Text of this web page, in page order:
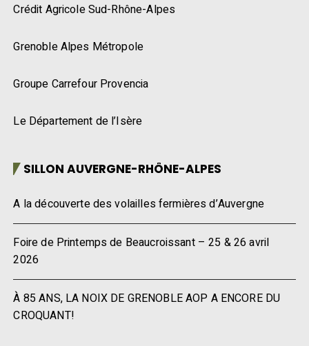
Crédit Agricole Sud-Rhône-Alpes
Grenoble Alpes Métropole
Groupe Carrefour Provencia
Le Département de l’Isère
SILLON AUVERGNE-RHÔNE-ALPES
A la découverte des volailles fermières d’Auvergne
Foire de Printemps de Beaucroissant – 25 & 26 avril
2026
À 85 ANS, LA NOIX DE GRENOBLE AOP A ENCORE DU
CROQUANT!